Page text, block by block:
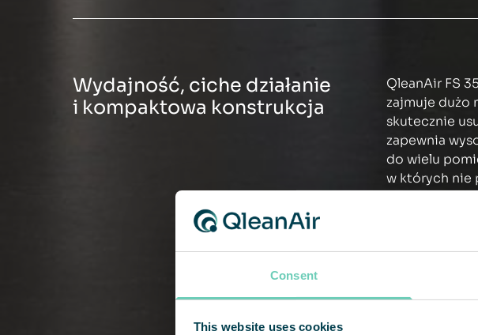
Consent
This website uses cookies
Wydajność, ciche działanie
i kompaktowa konstrukcja
QleanAir FS
zajmuje dużo
skutecznie
zapewnia
do wielu
w których nie